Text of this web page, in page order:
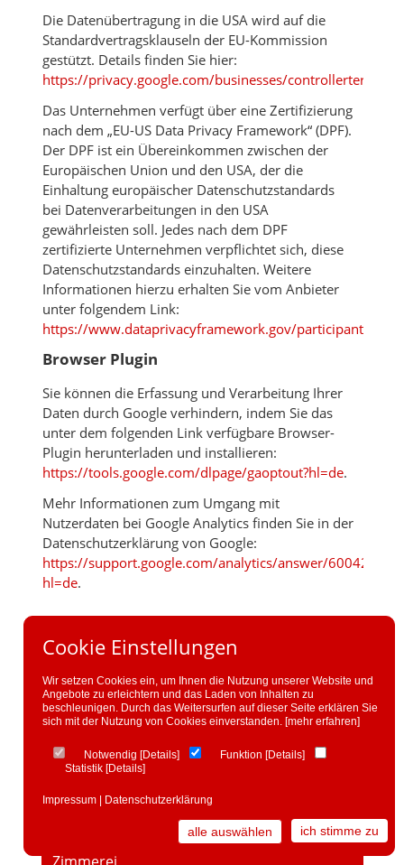
Die Datenübertragung in die USA wird auf die
Standardvertragsklauseln der EU-Kommission
gestützt. Details finden Sie hier:
https://privacy.google.com/businesses/controllerterms/
Das Unternehmen verfügt über eine Zertifizierung
nach dem „EU-US Data Privacy Framework“ (DPF).
Der DPF ist ein Übereinkommen zwischen der
Europäischen Union und den USA, der die
Einhaltung europäischer Datenschutzstandards
bei Datenverarbeitungen in den USA
gewährleisten soll. Jedes nach dem DPF
zertifizierte Unternehmen verpflichtet sich, diese
Datenschutzstandards einzuhalten. Weitere
Informationen hierzu erhalten Sie vom Anbieter
unter folgendem Link:
https://www.dataprivacyframework.gov/participant/5780
Browser Plugin
Sie können die Erfassung und Verarbeitung Ihrer
Daten durch Google verhindern, indem Sie das
unter dem folgenden Link verfügbare Browser-
Plugin herunterladen und installieren:
https://tools.google.com/dlpage/gaoptout?hl=de.
Mehr Informationen zum Umgang mit
Nutzerdaten bei Google Analytics finden Sie in der
Datenschutzerklärung von Google:
https://support.google.com/analytics/answer/6004245?
hl=de.
Unsere Leistungen
Bedachungen
Bauglaserei
Cookie Einstellungen
Wir setzen Cookies ein, um Ihnen die Nutzung unserer Website und
Angebote zu erleichtern und das Laden von Inhalten zu
beschleunigen. Durch das Weitersurfen auf dieser Seite erklären Sie
sich mit der Nutzung von Cookies einverstanden. [mehr erfahren]
Notwendig [Details] Funktion [Details]
Statistik[Details]
Impressum| Datenschutzerklärung
ich stimme zu
alle auswählen